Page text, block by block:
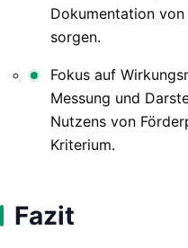
Dokumentation
sorgen.
Fokus auf
Messung und
Nutzens von
Kriterium.
Fazit